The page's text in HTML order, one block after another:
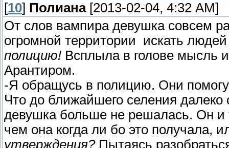
[10] Полиана[2013-02-04, 4:32 AM]
От слов вампира девушка совсем
огромной территории искать
полицию! Всплыла в голове мысль
Арантиром.
-Я обращусь в полицию. Они
Что до ближайшего селения
девушка больше не решалась. Он и
чем она когда ли бо это получала,
утверждения?Пытаясь